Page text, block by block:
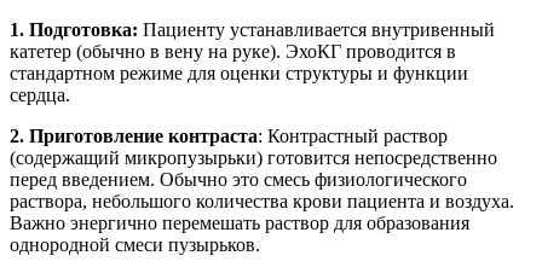
1. Подготовка: Пациенту устанавливается внутривенный
катетер (обычно в вену на руке). ЭхоКГ проводится в
стандартном режиме для оценки структуры и функции
сердца.
2. Приготовление контраста: Контрастный раствор
(содержащий микропузырьки) готовится непосредственно
перед введением. Обычно это смесь физиологического
раствора, небольшого количества крови пациента и воздуха.
Важно энергично перемешать раствор для образования
однородной смеси пузырьков.